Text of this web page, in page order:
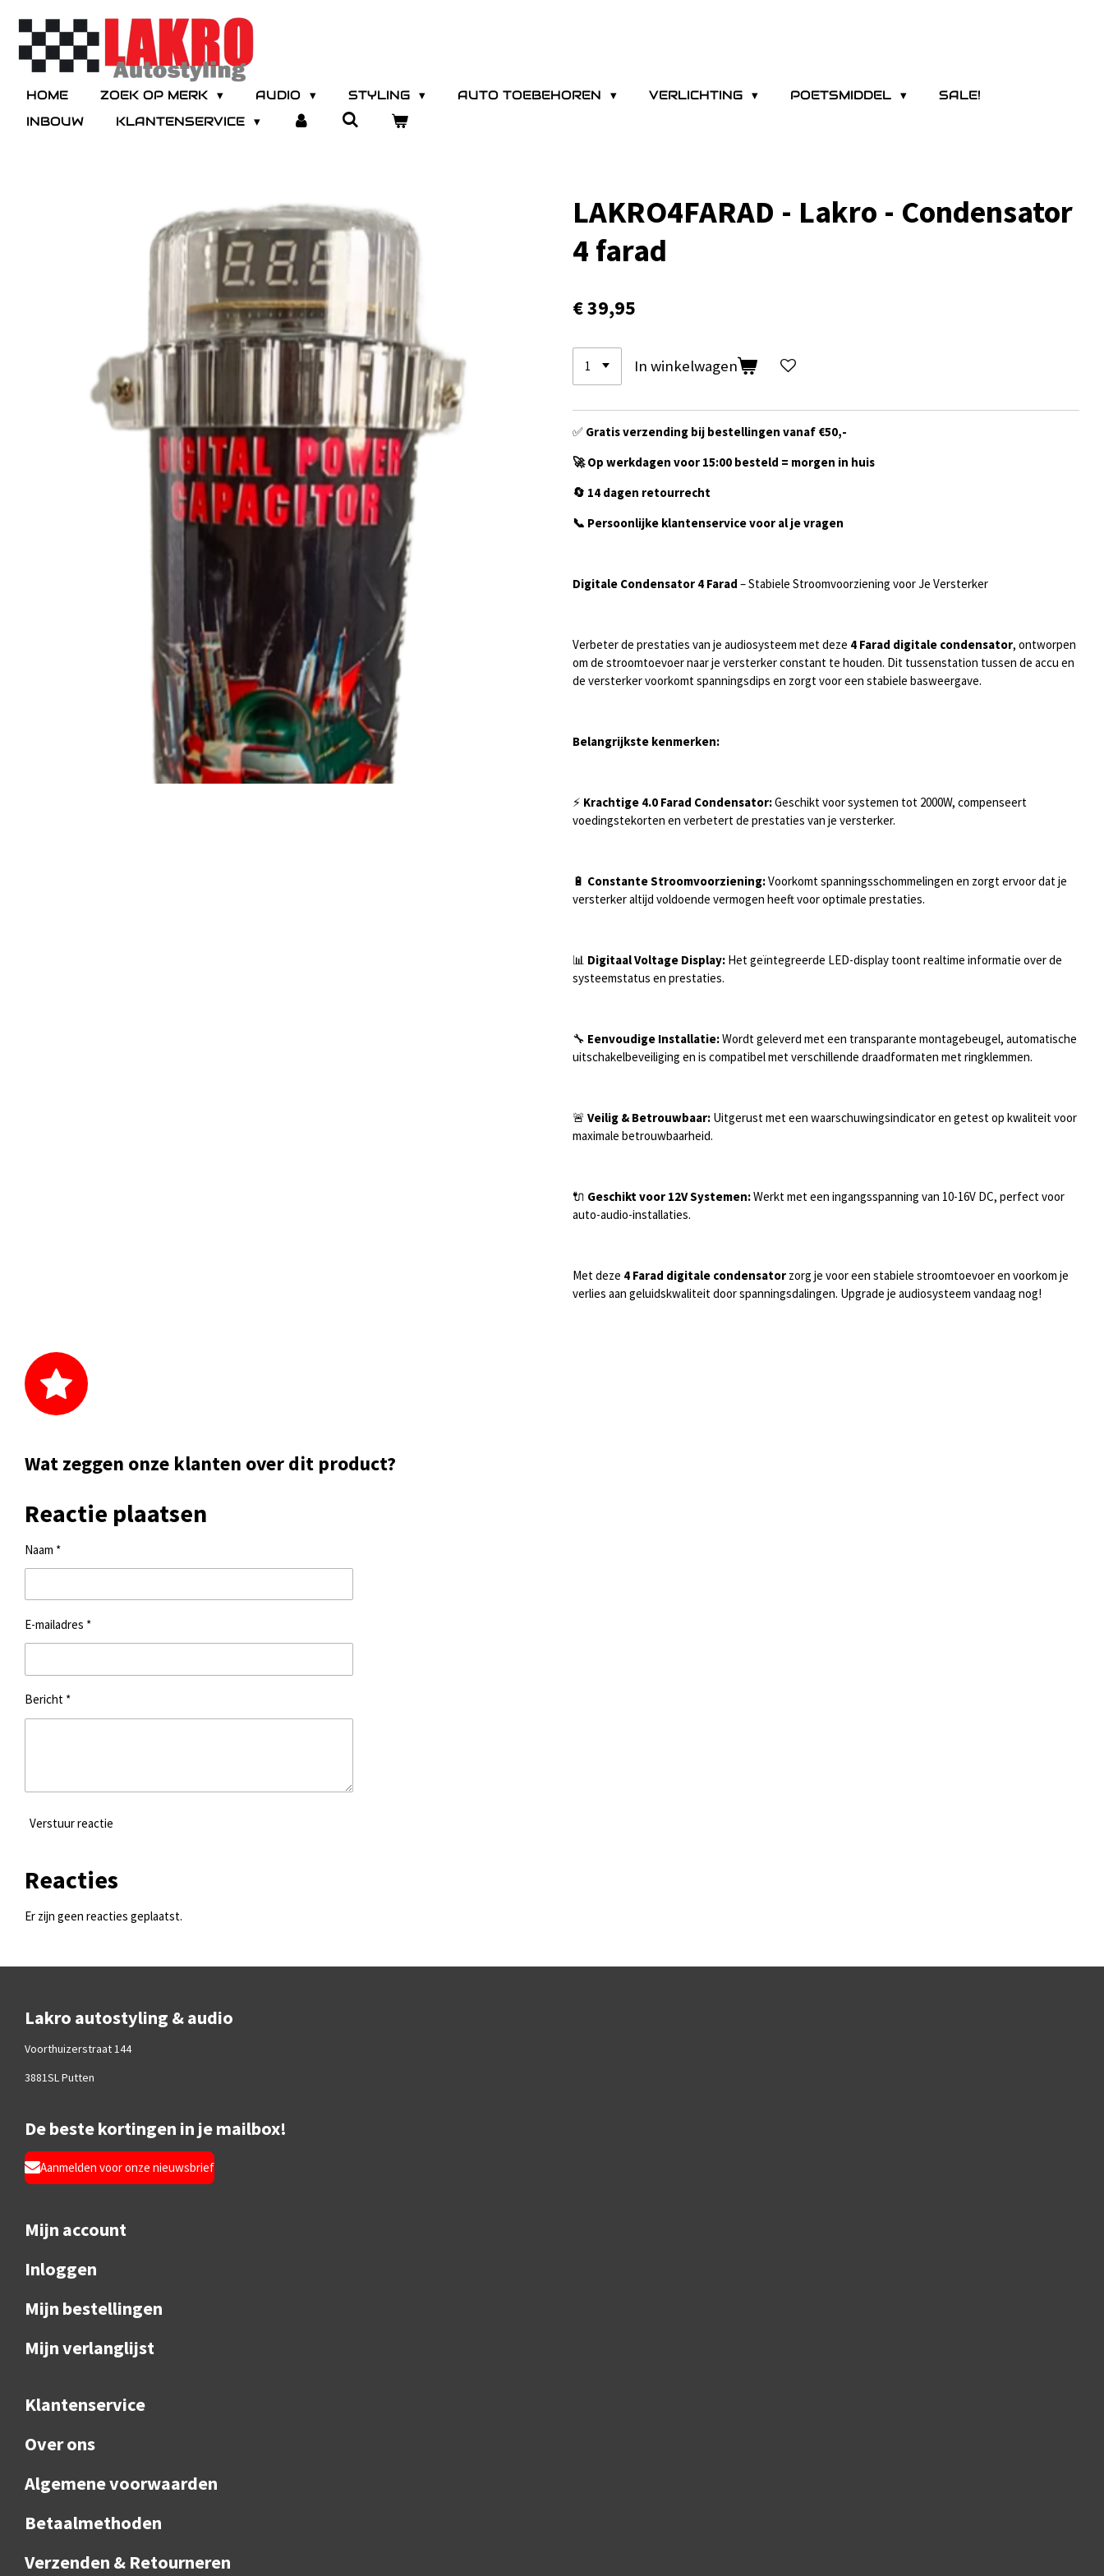
Ga
direct
hoofdinhoud
HOME ZOEK OP MERK AUDIO STYLING AUTO TOEBEHOREN VERLICHTING POETSMIDDEL
SALE!
INBOUW
KLANTENSERVICE
LAKRO4FARAD - Lakro - Condensator
4 farad
€ 39,95
In winkelwagen
✅ Gratis verzending bij bestellingen vanaf €50,-
🚀 Op werkdagen voor 15:00 besteld = morgen in huis
🔄 14 dagen retourrecht
📞 Persoonlijke klantenservice voor al je vragen
Digitale Condensator 4 Farad – Stabiele Stroomvoorziening voor Je Versterker
Verbeter de prestaties van je audiosysteem met deze 4 Farad digitale condensator, ontworpen
om de stroomtoevoer naar je versterker constant te houden. Dit tussenstation tussen de accu en
de versterker voorkomt spanningsdips en zorgt voor een stabiele basweergave.
Belangrijkste kenmerken:
⚡ Krachtige 4.0 Farad Condensator:Geschikt voor systemen tot 2000W, compenseert
voedingstekorten en verbetert de prestaties van je versterker.
🔋 Constante Stroomvoorziening:Voorkomt spanningsschommelingen en zorgt ervoor dat je
versterker altijd voldoende vermogen heeft voor optimale prestaties.
📊 Digitaal Voltage Display: Het geïntegreerde LED-display toont realtime informatie over de
systeemstatus en prestaties.
🔧 Eenvoudige Installatie:Wordt geleverd met een transparante montagebeugel, automatische
uitschakelbeveiliging en is compatibel met verschillende draadformaten met ringklemmen.
🚨 Veilig & Betrouwbaar: Uitgerust met een waarschuwingsindicator en getest op kwaliteit voor
maximale betrouwbaarheid.
🔌 Geschikt voor 12V Systemen:Werkt met een ingangsspanning van 10-16V DC, perfect voor
auto-audio-installaties.
Met deze 4 Farad digitale condensator zorg je voor een stabiele stroomtoevoer en voorkom je
verlies aan geluidskwaliteit door spanningsdalingen. Upgrade je audiosysteem vandaag nog!
Wat zeggen onze klanten over dit product?
Reactie plaatsen
Naam *
E-mailadres *
Bericht *
Verstuur reactie
Reacties
Er zijn geen reacties geplaatst.
Lakro autostyling & audio
Voorthuizerstraat 144
3881SL Putten
De beste kortingen in je mailbox!
Aanmelden voor onze nieuwsbrief
Mijn account
Inloggen
Mijn bestellingen
Mijn verlanglijst
Klantenservice
Over ons
Algemene voorwaarden
Betaalmethoden
Verzenden & Retourneren